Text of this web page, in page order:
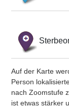
Auf der Karte
Person
nach Zoomstufe
ist etwas stärker